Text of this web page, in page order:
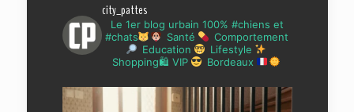
city_pattes
Le 1er blog urbain 100% #chiens et
#chats
Santé
Comportement
Education
Lifestyle
Shopping🛍 VIP
Bordeaux